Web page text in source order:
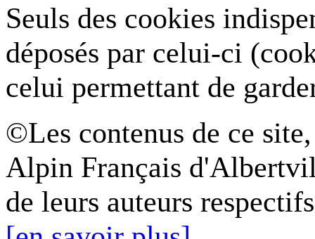
Seuls des cookies
déposés par celui-ci
celui permettant de
©Les contenus de ce
Alpin Français
de leurs auteurs